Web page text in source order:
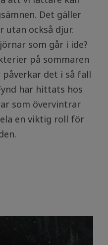
Det gäller
utan också djur.
som går i ide?
på sommaren
det i så fall
har hittats hos
som övervintrar
en viktig roll för